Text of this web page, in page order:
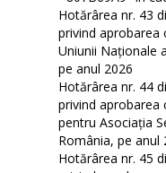
Hotărârea nr. 43
privind aprobarea
Uniunii Naționale
pe anul 2026
Hotărârea nr. 44
privind aprobarea
pentru Asociația
România, pe anul
Hotărârea nr. 45